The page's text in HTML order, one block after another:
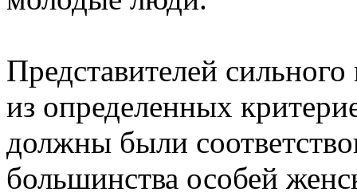
Представителей
из определенных
должны были
большинства особей